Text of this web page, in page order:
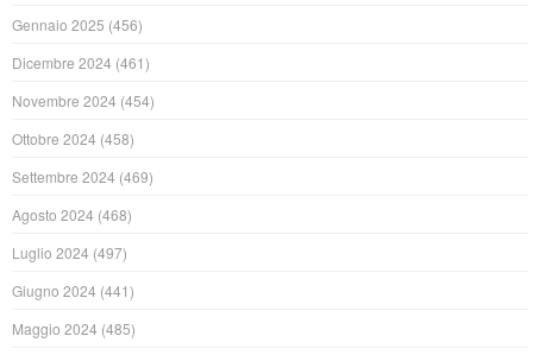
Gennaio 2025 (456)
Dicembre 2024 (461)
Novembre 2024 (454)
Ottobre 2024 (458)
Settembre 2024 (469)
Agosto 2024 (468)
Luglio 2024 (497)
Giugno 2024 (441)
Maggio 2024 (485)